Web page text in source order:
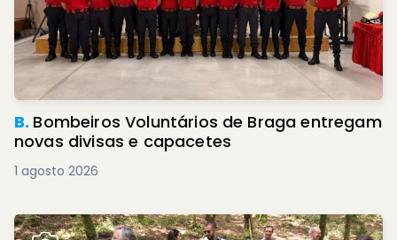
B. Bombeiros Voluntários de Braga entregam
novas divisas e capacetes
1 agosto 2026